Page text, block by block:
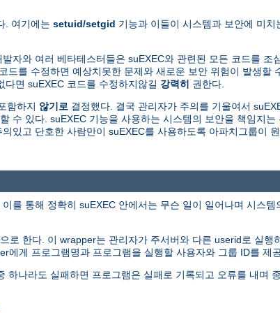
. 여기에는 setuid/setgid 기능과 이들이 시스템과 보안에 미
자와 여러 베타테스터들은 suEXEC와 관련된 모든 코드를 조
를 수정하면 예상치못한 문제와 새로운 보안 위험이 발생할
면 suEXEC 코드를 수정하지않길 강력히 권한다.
함하지 않기로 결정했다. 결국 관리자가 주의를 기울여서
수 있다. suEXEC 기능을 사용하는 시스템의 보안을 책임지
있고 단호한 사람만이 suEXEC를 사용하도록 아파치그룹이
를 통해 정확히 suEXEC 안에서는 무슨 일이 일어나며 시스
로 한다. 이 wrapper는 관리자가 주서버와 다른 userid로 실행
에게 프로그램명과 프로그램을 실행할 사용자와 그룹 ID를 제
나라도 실패하면 프로그램은 실패로 기록되고 오류를 내며